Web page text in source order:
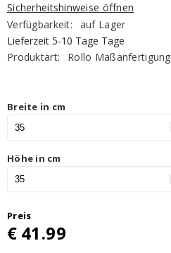
Sicherheitshinweise öffnen
Verfügbarkeit:
auf Lager
Lieferzeit 5-10 Tage Tage
Produktart:
Rollo Maßanfertigung
Breite in cm
Höhe in cm
Preis
€ 41.99